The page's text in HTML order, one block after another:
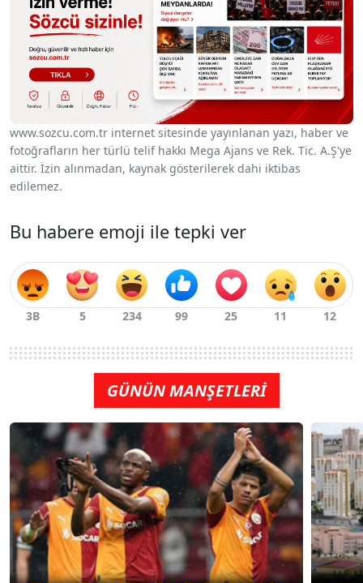
www.sozcu.com.tr internet sitesinde yayınlanan yazı, haber ve
fotoğrafların her türlü telif hakkı Mega Ajans ve Rek. Tic. A.Ş'ye
aittir. İzin alınmadan, kaynak gösterilerek dahi iktibas
edilemez.
Bu habere emoji ile tepki ver
GÜNÜN MANŞETLERİ